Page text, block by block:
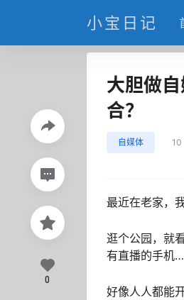
小宝日记
大胆做
合？
自媒体 10
最近在老家，
逛个公园，就
有直播的手机
好像人人都能
0